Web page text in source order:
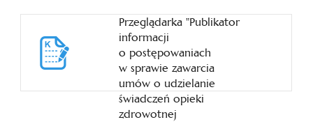
Przeglądarka "Publikator
informacji
o postępowaniach
w sprawie zawarcia
umów o udzielanie
świadczeń opieki
zdrowotnej